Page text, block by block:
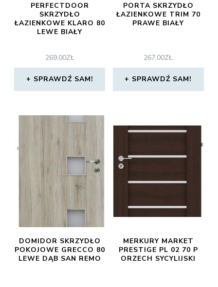
PERFECTDOOR
SKRZYDŁO
ŁAZIENKOWE KLARO 80
LEWE BIAŁY
269,00ZŁ
SPRAWDŹ SAM!
PORTA SKRZYDŁO
ŁAZIENKOWE TRIM 70
PRAWE BIAŁY
267,00ZŁ
SPRAWDŹ SAM!
DOMIDOR SKRZYDŁO
POKOJOWE GRECCO 80
LEWE DĄB SAN REMO
MERKURY MARKET
PRESTIGE PL 02 70 P
ORZECH SYCYLIJSKI